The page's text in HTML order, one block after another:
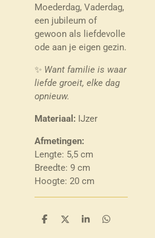
Moederdag, Vaderdag,
een jubileum of
gewoon als liefdevolle
ode aan je eigen gezin.
✨ Want familie is waar
liefde groeit, elke dag
opnieuw.
Materiaal: IJzer
Afmetingen:
Lengte: 5,5 cm
Breedte: 9 cm
Hoogte: 20 cm
D
D
S
D